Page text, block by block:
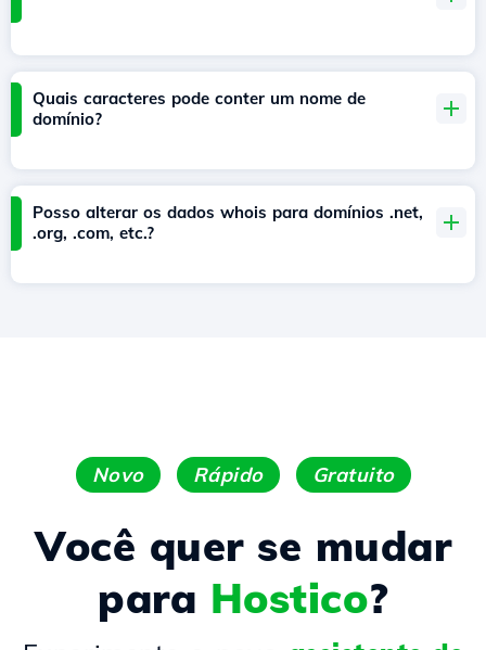
Quais caracteres pode conter um nome de
domínio?
Posso alterar os dados whois para domínios .net,
.org, .com, etc.?
Novo Rápido Gratuito
Você quer se mudar
para Hostico?